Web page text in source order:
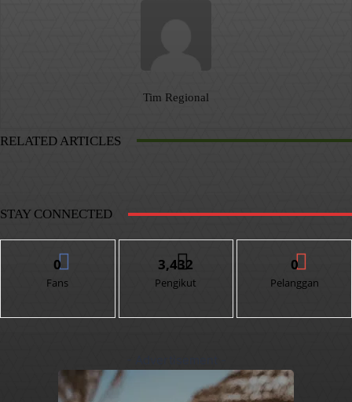
Tim Regional
RELATED ARTICLES
STAY CONNECTED
0
Fans
3,432
Pengikut
0
Pelanggan